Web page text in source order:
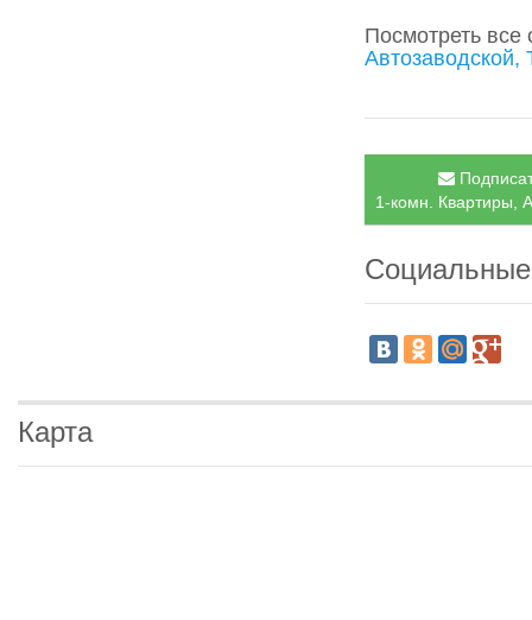
Посмотреть
Автозаводской,
1-комн. Квартиры,
Карта